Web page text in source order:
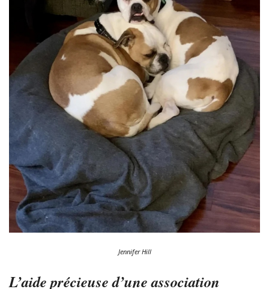
Jennifer Hill
L’aide précieuse d’une association